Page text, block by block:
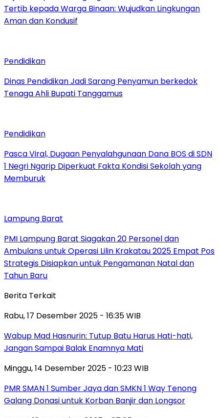
Tertib kepada Warga Binaan: Wujudkan Lingkungan
Aman dan Kondusif
Pendidikan
Dinas Pendidikan Jadi Sarang Penyamun berkedok
Tenaga Ahli Bupati Tanggamus
Pendidikan
Pasca Viral, Dugaan Penyalahgunaan Dana BOS di SDN
1 Negri Ngarip Diperkuat Fakta Kondisi Sekolah yang
Memburuk
Lampung Barat
PMI Lampung Barat Siagakan 20 Personel dan
Ambulans untuk Operasi Lilin Krakatau 2025 Empat Pos
Strategis Disiapkan untuk Pengamanan Natal dan
Tahun Baru
Berita Terkait
Rabu, 17 Desember 2025 - 16:35 WIB
Wabup Mad Hasnurin: Tutup Batu Harus Hati-hati,
Jangan Sampai Balak Enamnya Mati
Minggu, 14 Desember 2025 - 10:23 WIB
PMR SMAN 1 Sumber Jaya dan SMKN 1 Way Tenong
Galang Donasi untuk Korban Banjir dan Longsor